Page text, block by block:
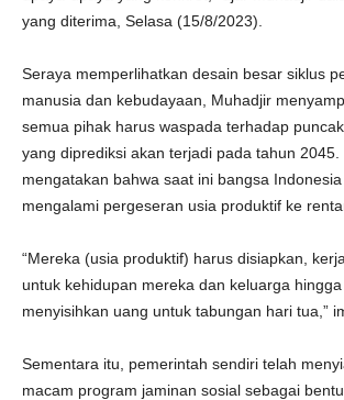
yang diterima, Selasa (15/8/2023).
Seraya memperlihatkan desain besar siklus
manusia dan kebudayaan, Muhadjir
semua pihak harus waspada terhadap
yang diprediksi akan terjadi pada tahun 2045.
mengatakan bahwa saat ini bangsa
mengalami pergeseran usia produktif ke
“Mereka (usia produktif) harus disiapkan,
untuk kehidupan mereka dan keluarga
menyisihkan uang untuk tabungan hari tua,”
Sementara itu, pemerintah sendiri telah
macam program jaminan sosial sebagai